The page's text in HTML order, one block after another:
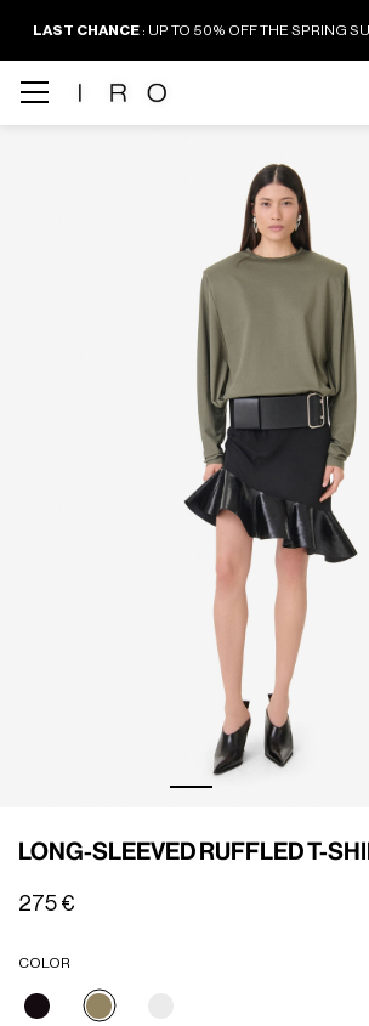
LAST CHANCE: UP TO 50% OFF THE SPRING
LONG-SLEEVED RUFFLED T-
275 €
COLOR
selezionato